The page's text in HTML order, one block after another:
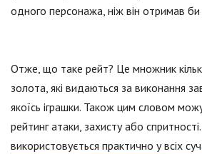
одного персонажа, ніж він отримав
Отже, що таке рейт? Це множник
золота, які видаються за виконання
якоїсь іграшки. Також цим словом
рейтинг атаки, захисту або
використовується практично у всіх